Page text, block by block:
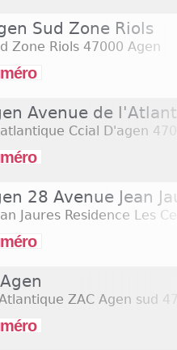
Sud Zone Riols
Zone Riols 47000 Agen
Avenue de
Ccial D'agen
28 Avenue Jean
Jaures Residence Les
ZAC Agen sud